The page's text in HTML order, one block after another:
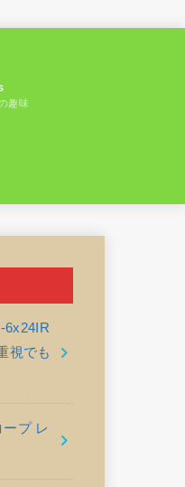
趣味
6x24IR
視でも
プ レ